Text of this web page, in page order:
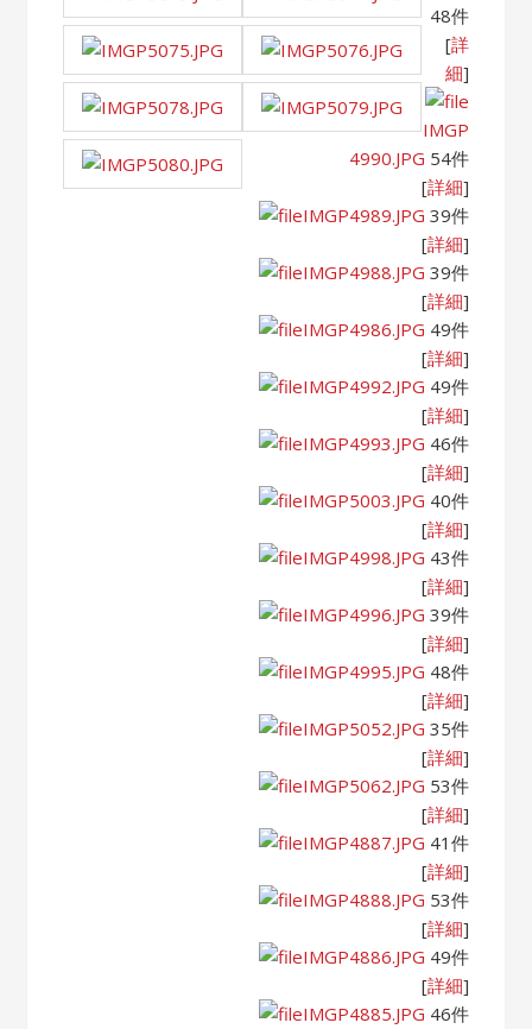
48件
[詳
細]
IMGP
4990.JPG 54件
[詳細]
IMGP4989.JPG 39件
[詳細]
IMGP4988.JPG 39件
[詳細]
IMGP4986.JPG 49件
[詳細]
IMGP4992.JPG 49件
[詳細]
IMGP4993.JPG 46件
[詳細]
IMGP5003.JPG 40件
[詳細]
IMGP4998.JPG 43件
[詳細]
IMGP4996.JPG 39件
[詳細]
IMGP4995.JPG 48件
[詳細]
IMGP5052.JPG 35件
[詳細]
IMGP5062.JPG 53件
[詳細]
IMGP4887.JPG 41件
[詳細]
IMGP4888.JPG 53件
[詳細]
IMGP4886.JPG 49件
[詳細]
IMGP4885.JPG 46件